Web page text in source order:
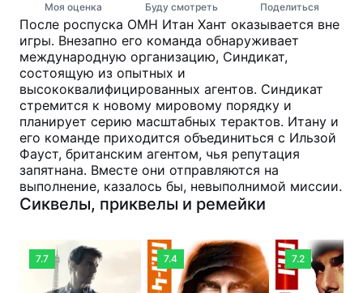
Моя оценка Буду смотреть Поделиться
После роспуска ОМН Итан Хант оказывается вне
игры. Внезапно его команда обнаруживает
международную организацию, Синдикат,
состоящую из опытных и
высококвалифицированных агентов. Синдикат
стремится к новому мировому порядку и
планирует серию масштабных терактов. Итану и
его команде приходится объединиться с Ильзой
Фауст, британским агентом, чья репутация
запятнана. Вместе они отправляются на
выполнение, казалось бы, невыполнимой миссии.
Сиквелы, приквелы и ремейки
7.7 7.4 7.2